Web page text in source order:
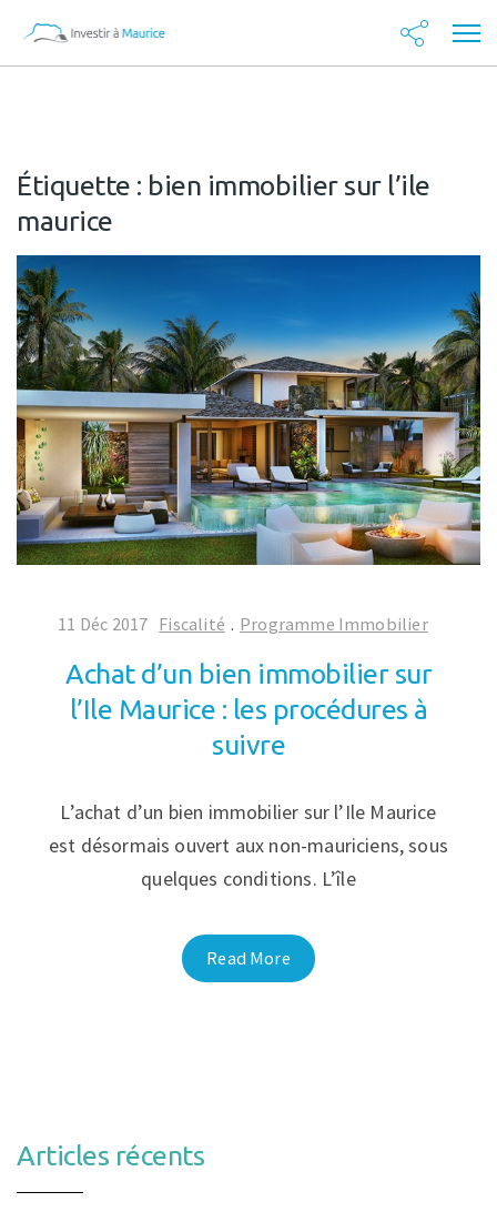
Étiquette : bien immobilier sur l’ile
maurice
11 Déc 2017 Fiscalité . Programme Immobilier
Achat d’un bien immobilier sur
l’Ile Maurice : les procédures à
suivre
L’achat d’un bien immobilier sur l’Ile Maurice
est désormais ouvert aux non-mauriciens, sous
quelques conditions. L’île
Read More
Articles récents